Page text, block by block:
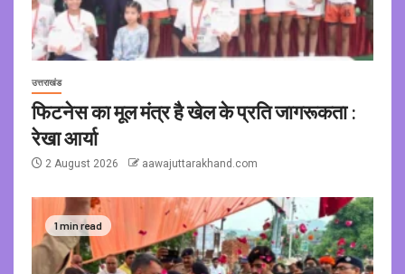
उत्तराखंड
फिटनेस का मूल मंत्र है खेल के प्रति जागरूकता :
रेखा आर्या
2 August 2026 aawajuttarakhand.com
1 min read